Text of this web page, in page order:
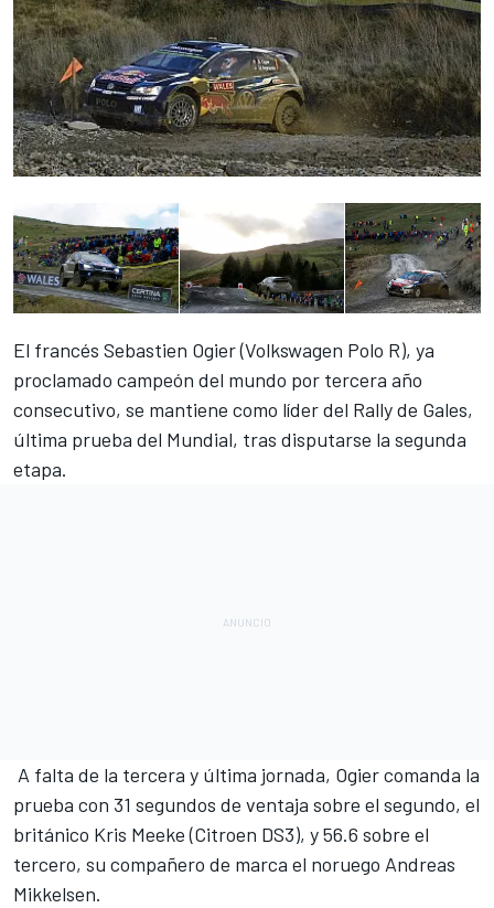
El francés Sebastien Ogier (Volkswagen Polo R), ya
proclamado campeón del mundo por tercera año
consecutivo, se mantiene como líder del Rally de Gales,
última prueba del Mundial, tras disputarse la segunda
etapa.
A falta de la tercera y última jornada, Ogier comanda la
prueba con 31 segundos de ventaja sobre el segundo, el
británico Kris Meeke (Citroen DS3), y 56.6 sobre el
tercero, su compañero de marca el noruego Andreas
Mikkelsen.